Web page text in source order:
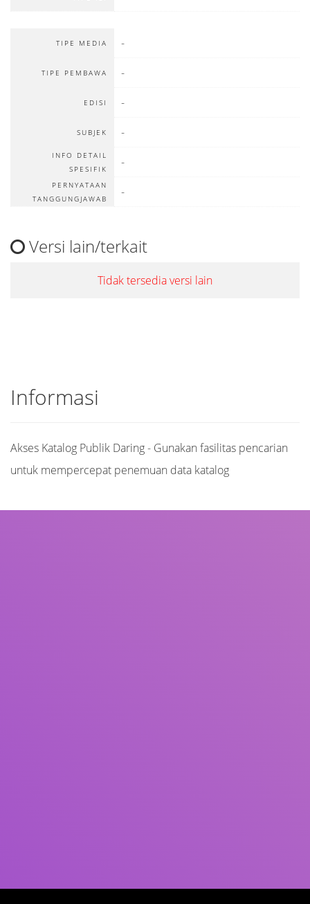
TIPE MEDIA -
TIPE PEMBAWA -
EDISI -
SUBJEK -
INFO DETAIL
SPESIFIK
-
PERNYATAAN
TANGGUNGJAWAB
-
Versi lain/terkait
Tidak tersedia versi lain
Informasi
Akses Katalog Publik Daring - Gunakan fasilitas pencarian
untuk mempercepat penemuan data katalog